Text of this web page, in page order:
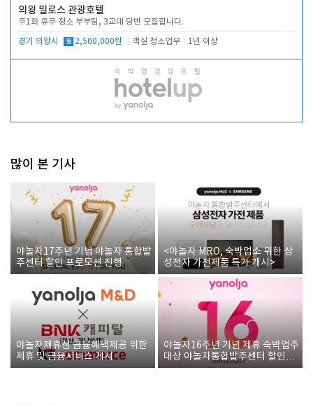
의왕 밀로스 관광호텔
주1회 휴무 청소 부부팀, 3교대 당번 모집합니다.
경기 의왕시 월 2,500,000원 객실 청소업무 1년 이상
많이 본 기사
야놀자17주년 기념 야놀자 통합발
주센터 할인 프로모션 진행
<야놀자 MRO, 숙박업소 위한 삼
성전자 가전제품 특가 개시>
야놀자제휴점 금융혜택제공 위한
제휴 및 금융서비스 게시
야놀자16주년 기념 제휴 숙박업주
대상 야놀자통합발주센터 할인쿠
폰 증정